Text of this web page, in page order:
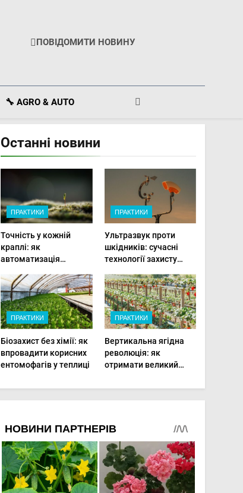
ПОВІДОМИТИ НОВИНУ
🔧 AGRO & AUTO
Останні новини
ПРАКТИКИ
Точність у кожній
краплі: як
автоматизація
прибутки малого
фермера
ПРАКТИКИ
Ультразвук проти
шкідників: сучасні
технології захисту
господарствах
ПРАКТИКИ
Біозахист без хімії: як
впровадити корисних
ентомофагів у теплиці
ПРАКТИКИ
Вертикальна ягідна
революція: як
отримати великий
мінімальній площі